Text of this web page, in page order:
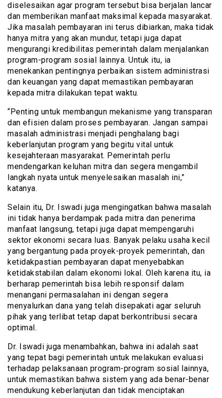
diselesaikan agar program tersebut bisa berjalan lancar
dan memberikan manfaat maksimal kepada masyarakat.
Jika masalah pembayaran ini terus dibiarkan, maka tidak
hanya mitra yang akan mundur, tetapi juga dapat
mengurangi kredibilitas pemerintah dalam menjalankan
program-program sosial lainnya. Untuk itu, ia
menekankan pentingnya perbaikan sistem administrasi
dan keuangan yang dapat memastikan pembayaran
kepada mitra dilakukan tepat waktu.
“Penting untuk membangun mekanisme yang transparan
dan efisien dalam proses pembayaran. Jangan sampai
masalah administrasi menjadi penghalang bagi
keberlanjutan program yang begitu vital untuk
kesejahteraan masyarakat. Pemerintah perlu
mendengarkan keluhan mitra dan segera mengambil
langkah nyata untuk menyelesaikan masalah ini,”
katanya.
Selain itu, Dr. Iswadi juga mengingatkan bahwa masalah
ini tidak hanya berdampak pada mitra dan penerima
manfaat langsung, tetapi juga dapat mempengaruhi
sektor ekonomi secara luas. Banyak pelaku usaha kecil
yang bergantung pada proyek-proyek pemerintah, dan
ketidakpastian pembayaran dapat menyebabkan
ketidakstabilan dalam ekonomi lokal. Oleh karena itu, ia
berharap pemerintah bisa lebih responsif dalam
menangani permasalahan ini dengan segera
menyalurkan dana yang telah disepakati agar seluruh
pihak yang terlibat tetap dapat berkontribusi secara
optimal.
Dr. Iswadi juga menambahkan, bahwa ini adalah saat
yang tepat bagi pemerintah untuk melakukan evaluasi
terhadap pelaksanaan program-program sosial lainnya,
untuk memastikan bahwa sistem yang ada benar-benar
mendukung keberlanjutan dan tidak menciptakan